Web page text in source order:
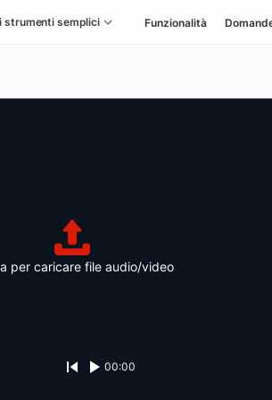
strumenti semplici Funzionalità
per caricare file audio/video
00:00